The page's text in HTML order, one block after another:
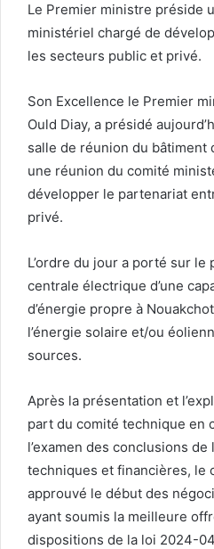
Le Premier ministre préside
ministériel chargé de
les secteurs public et privé.
Son Excellence le Premier
Ould Diay, a présidé
salle de réunion du bâtiment
une réunion du comité
développer le partenariat
privé.
L’ordre du jour a porté sur le
centrale électrique d’une
d’énergie propre à
l’énergie solaire et/ou
sources.
Après la présentation et
part du comité technique en
l’examen des conclusions de
techniques et financières, le
approuvé le début des
ayant soumis la meilleure
dispositions de la loi 2024-